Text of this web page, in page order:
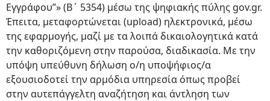
Εγγράφου”» (Β΄ 5354) μέσω της ψηφιακής πύλης gov.gr.
Έπειτα, μεταφορτώνεται (upload) ηλεκτρονικά, μέσω
της εφαρμογής, μαζί με τα λοιπά δικαιολογητικά κατά
την καθοριζόμενη στην παρούσα, διαδικασία. Με την
υπόψη υπεύθυνη δήλωση ο/η υποψήφιος/α
εξουσιοδοτεί την αρμόδια υπηρεσία όπως προβεί
στην αυτεπάγγελτη αναζήτηση και άντληση των